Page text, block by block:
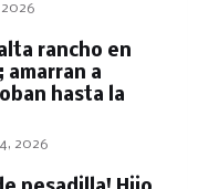
rancho en
amarran a
hasta la
2026